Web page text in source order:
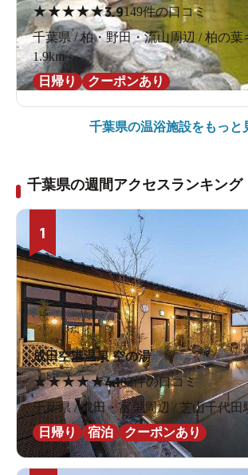
★★★★★3.9149件の口コミ
千葉県 / 柏・野田・流山周辺 / 柏の葉
1.9km
日帰り
クーポンあり
千葉県の温浴施設をもっと
千葉県の週間アクセスランキング
1
成田空港温泉 空の湯
★★★★★4.182件の口コミ
千葉県 / 成田・富里周辺 / 芝山千代田
日帰り
宿泊 クーポンあり